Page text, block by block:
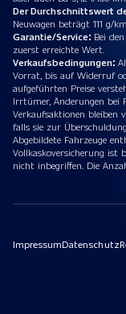
Der Durchschnittswert
Neuwagen beträgt 111 g/
Garantie/Service: Bei
zuerst erreichte Wert.
Verkaufsbedingungen:
Vorrat, bis auf Widerruf
aufgeführten Preise
Irrtümer, Änderungen bei
Verkaufsaktionen bleiben
falls sie zur
Abgebildete Fahrzeuge
Vollkaskoversicherung ist
nicht inbegriffen. Die
ImpressumDatenschutz